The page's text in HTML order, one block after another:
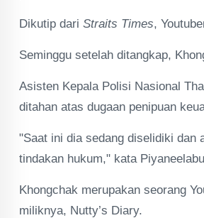
Dikutip dari Straits Times,
Seminggu setelah ditangkap,
Asisten Kepala Polisi Nasional
ditahan atas dugaan penipuan
"Saat ini dia sedang diselidiki dan
tindakan hukum," kata
Khongchak merupakan seorang
miliknya, Nutty’s Diary.